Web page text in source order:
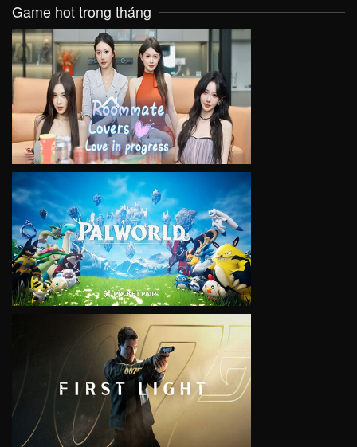
Game hot trong tháng
VIEW
VIEW
VIEW